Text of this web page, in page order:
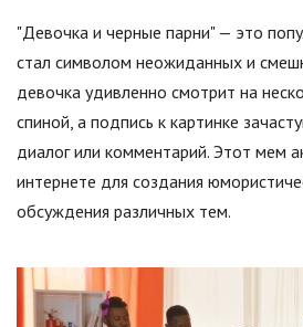
"Девочка и черные парни" — это
стал символом неожиданных и
девочка удивленно смотрит на
спиной, а подпись к картинке
диалог или комментарий. Этот мем
интернете для создания
обсуждения различных тем.